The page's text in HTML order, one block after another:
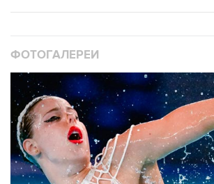
ФОТОГАЛЕРЕИ